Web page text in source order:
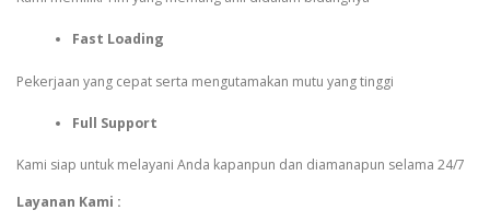
Fast Loading
Pekerjaan yang cepat serta mengutamakan mutu yang tinggi
Full Support
Kami siap untuk melayani Anda kapanpun dan diamanapun selama 24/7
Layanan Kami :